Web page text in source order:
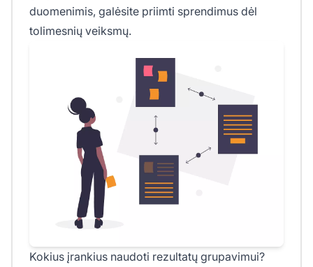
duomenimis, galėsite priimti sprendimus dėl
tolimesnių veiksmų.
Kokius įrankius naudoti rezultatų grupavimui?